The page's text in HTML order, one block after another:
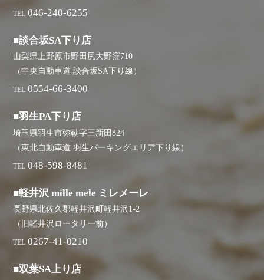
TEL 046-240-6255
■談合坂SA下り店
山梨県上野原市野田尻大野窪710
（中央自動車道 談合坂SA下り線）
TEL 0554-66-3400
■羽生PA下り店
埼玉県羽生市弥勒字三新田824
（東北自動車道 羽生パーキングエリア下り線）
TEL 048-598-8481
■軽井沢 mille mele ミレメーレ
長野県北佐久郡軽井沢町軽井沢1-2
（旧軽井沢ロータリー前）
TEL 0267-41-0210
■双葉SA上り店